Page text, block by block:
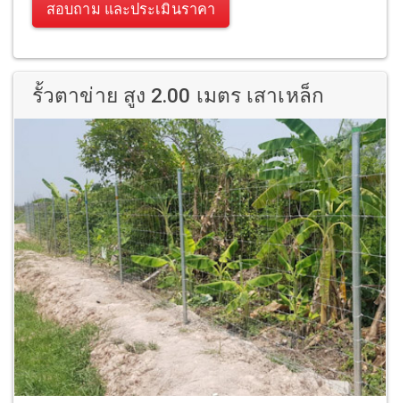
สอบถาม และประเมินราคา
รั้วตาข่าย สูง 2.00 เมตร เสาเหล็ก